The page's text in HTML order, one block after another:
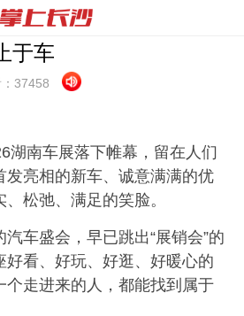
于车
37458
湖南车展落下帷幕，留在人们
发亮相的新车、诚意满满的优
松弛、满足的笑脸。
车盛会，早已跳出“展销会”的
好看、好玩、好逛、好暖心的
个走进来的人，都能找到属于